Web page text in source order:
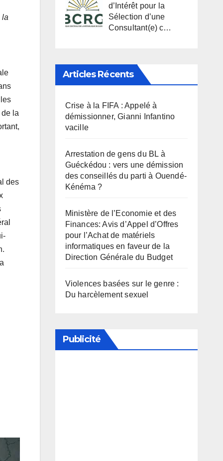
la
la
des
d’Intérêt pour la
Sélection d’une
Consultant(e) c…
Articles Récents
Crise à la FIFA : Appelé à
démissionner, Gianni Infantino
vacille
Arrestation de gens du BL à
Guéckédou : vers une démission
des conseillés du parti à Ouendé-
Kénéma ?
Ministère de l’Economie et des
Finances: Avis d’Appel d’Offres
pour l’Achat de matériels
informatiques en faveur de la
Direction Générale du Budget
Violences basées sur le genre :
Du harcèlement sexuel
Publicité